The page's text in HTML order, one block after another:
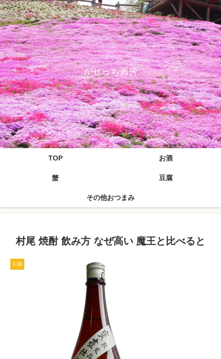
がせっち酒房
TOP お酒
蟹 豆腐
その他おつまみ
村尾 焼酎 飲み方 なぜ高い 魔王と比べると
お酒